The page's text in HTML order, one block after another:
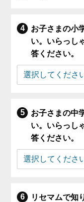
お子さまの小
い。いらっし
答ください。
お子さまの中
い。いらっし
答ください。
リセマムで知